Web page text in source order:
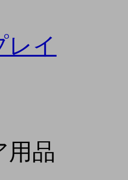
レイ
用品